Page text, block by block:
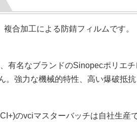
合加工による防錆フィルムです。
有名なブランドのSinopecポリエ
。強力な機械的特性、高い爆破抵
のvciマスターバッチは自社生産